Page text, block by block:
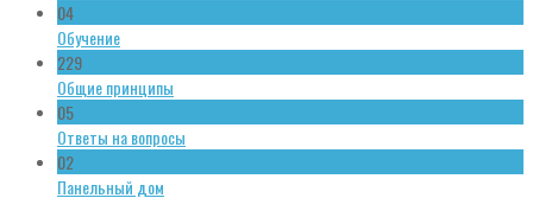
04
Обучение
229
Общие принципы
05
Ответы на вопросы
02
Панельный дом